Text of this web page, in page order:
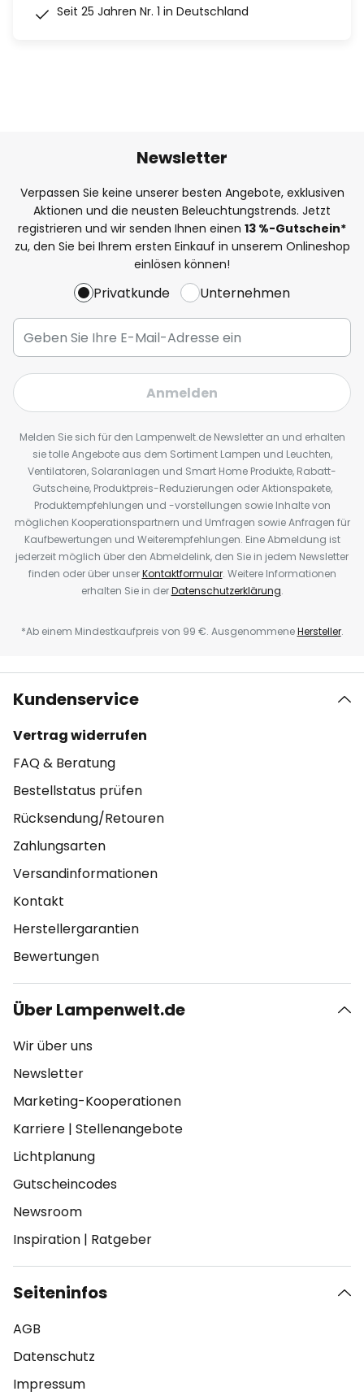
Seit 25 Jahren Nr. 1 in Deutschland
Newsletter
Verpassen Sie keine unserer besten Angebote, exklusiven
Aktionen und die neusten Beleuchtungstrends. Jetzt
registrieren und wir senden Ihnen einen 13 %-Gutschein*
zu, den Sie bei Ihrem ersten Einkauf in unserem Onlineshop
einlösen können!
Privatkunde Unternehmen
Anmelden
Melden Sie sich für den Lampenwelt.de Newsletter an und erhalten
sie tolle Angebote aus dem Sortiment Lampen und Leuchten,
Ventilatoren, Solaranlagen und Smart Home Produkte, Rabatt-
Gutscheine, Produktpreis-Reduzierungen oder Aktionspakete,
Produktempfehlungen und -vorstellungen sowie Inhalte von
möglichen Kooperationspartnern und Umfragen sowie Anfragen für
Kaufbewertungen und Weiterempfehlungen. Eine Abmeldung ist
jederzeit möglich über den Abmeldelink, den Sie in jedem Newsletter
finden oder über unserKontaktformular. Weitere Informationen
erhalten Sie in derDatenschutzerklärung.
*Ab einem Mindestkaufpreis von 99 €. AusgenommeneHersteller.
Kundenservice
Vertrag widerrufen
FAQ & Beratung
Bestellstatus prüfen
Rücksendung/Retouren
Zahlungsarten
Versandinformationen
Kontakt
Herstellergarantien
Bewertungen
Über Lampenwelt.de
Wir über uns
Newsletter
Marketing-Kooperationen
Karriere | Stellenangebote
Lichtplanung
Gutscheincodes
Newsroom
Inspiration | Ratgeber
Seiteninfos
AGB
Datenschutz
Impressum